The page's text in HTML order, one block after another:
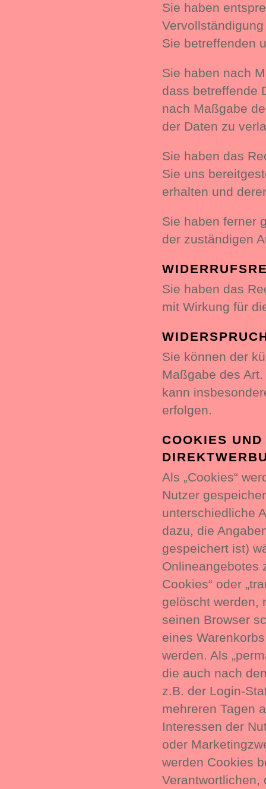
Sie haben
Sie betreffenden
Sie haben nach
dass betreffende
nach Maßgabe
der Daten zu
Sie haben das
Sie uns
erhalten und
Sie haben ferner
der zuständigen
Sie haben das
mit Wirkung für
Sie können der
Maßgabe des
kann
erfolgen.
COOKIES
Als „Cookies“
Nutzer
unterschiedliche
dazu, die
gespeichert ist)
Onlineangebotes
Cookies“ oder
gelöscht werden,
seinen Browser
eines
werden. Als
die auch nach
z.B. der Login-
mehreren Tagen
Interessen der
oder
werden Cookies
Verantwortlichen,